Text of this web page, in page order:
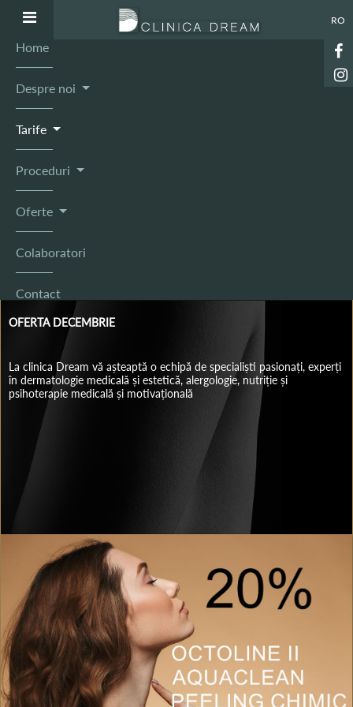
Home
Despre noi
Tarife
Proceduri
Oferte
Colaboratori
Contact
RO
OFERTA DECEMBRIE
La clinica Dream vă așteaptă o echipă de specialiști pasionați, experți
în dermatologie medicală și estetică, alergologie, nutriție și
psihoterapie medicală și motivațională